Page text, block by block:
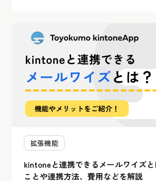
拡張機能
kintoneと連携できるメールワイズ
ことや連携方法、費用などを解説